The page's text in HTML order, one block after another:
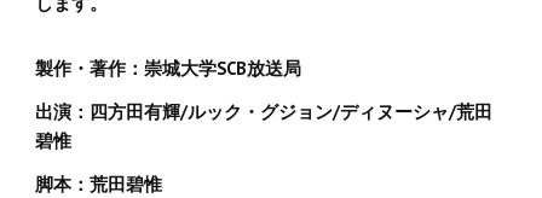
製作・著作：崇城大学SCB放送局
出演：四方田有輝/ルック・グジョン/ディヌーシャ/荒田
碧惟
脚本：荒田碧惟